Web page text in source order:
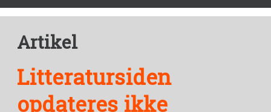
Artikel
Litteratursiden
opdateres ikke